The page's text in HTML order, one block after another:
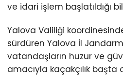
ve idari işlem başlatıldığı
Yalova Valiliği
sürdüren Yalova İl
vatandaşların huzur ve
amacıyla kaçakçılık